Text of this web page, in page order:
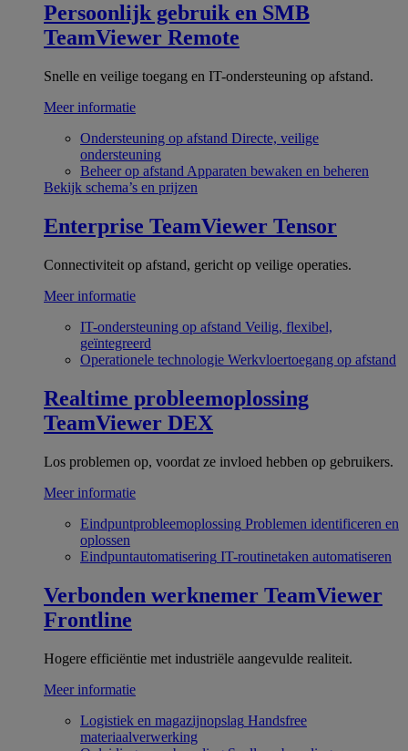
Persoonlijk gebruik en SMB
TeamViewer Remote
Snelle en veilige toegang en IT-ondersteuning op afstand.
Meer informatie
Ondersteuning op afstand Directe, veilige
ondersteuning
Beheer op afstand Apparaten bewaken en beheren
Bekijk schema’s en prijzen
Enterprise TeamViewer Tensor
Connectiviteit op afstand, gericht op veilige operaties.
Meer informatie
IT-ondersteuning op afstand Veilig, flexibel,
geïntegreerd
Operationele technologie Werkvloertoegang op afstand
Realtime probleemoplossing
TeamViewer DEX
Los problemen op, voordat ze invloed hebben op gebruikers.
Meer informatie
Eindpuntprobleemoplossing Problemen identificeren en
oplossen
Eindpuntautomatisering IT-routinetaken automatiseren
Verbonden werknemer TeamViewer
Frontline
Hogere efficiëntie met industriële aangevulde realiteit.
Meer informatie
Logistiek en magazijnopslag Handsfree
materiaalverwerking